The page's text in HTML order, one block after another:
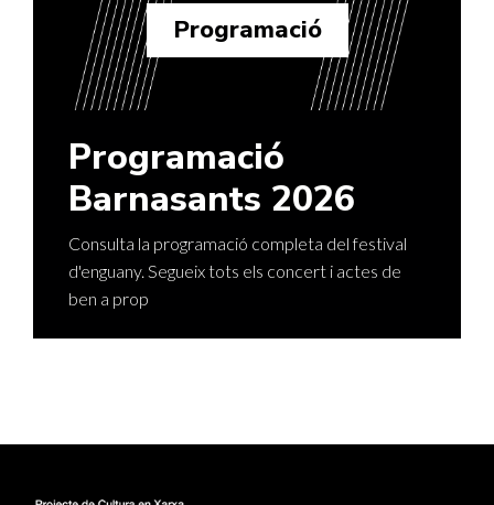
Programació
Programació
Barnasants 2026
Consulta la programació completa del festival
d'enguany. Segueix tots els concert i actes de
ben a prop